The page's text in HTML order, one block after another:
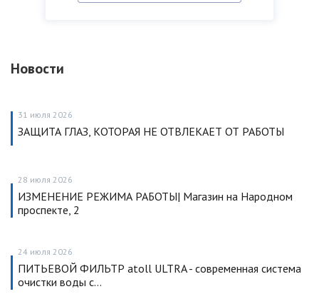
Новости
31 июля 2026
ЗАЩИТА ГЛАЗ, КОТОРАЯ НЕ ОТВЛЕКАЕТ ОТ РАБОТЫ
28 июля 2026
ИЗМЕНЕНИЕ РЕЖИМА РАБОТЫ| Магазин на Народном
проспекте, 2
24 июля 2026
ПИТЬЕВОЙ ФИЛЬТР atoll ULTRA - современная система
очистки воды с…